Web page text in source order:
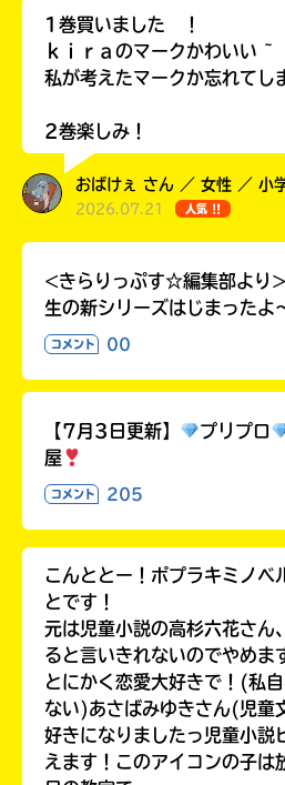
1巻買いました ！
ｋｉｒａのマークかわいい ~
私が考えたマークか忘れてし
2巻楽しみ！
おばけぇ さん ／ 女性 ／ 小
2026.07.21 人気 !!
<きらりっぷす☆編集部より
生の新シリーズはじまったよ
コメント 00
【7月3日更新】 プリプロ
屋
コメント 205
こんととー！ポプラキミノベ
とです！
元は児童小説の高杉六花さん
ると言いきれないのでやめま
とにかく恋愛大好きで！(私
ない)あさばみゆきさん(児童
好きになりましたっ児童小説
えます！このアイコンの子は